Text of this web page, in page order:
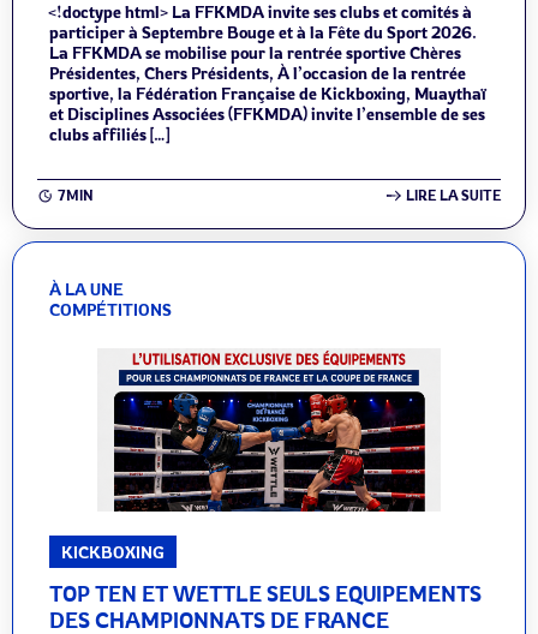
<!doctype html> La FFKMDA invite ses clubs et comités à
participer à Septembre Bouge et à la Fête du Sport 2026.
La FFKMDA se mobilise pour la rentrée sportive Chères
Présidentes, Chers Présidents, À l’occasion de la rentrée
sportive, la Fédération Française de Kickboxing, Muaythaï
et Disciplines Associées (FFKMDA) invite l’ensemble de ses
clubs affiliés […]
7MIN LIRE LA SUITE
À LA UNE
COMPÉTITIONS
KICKBOXING
TOP TEN ET WETTLE SEULS EQUIPEMENTS
DES CHAMPIONNATS DE FRANCE